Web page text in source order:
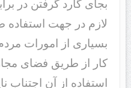
بجای گارد گرفتن در
لازم در جهت استفاده
بسیاری از امورات
کار از طریق فضای
استفاده از آن اجتناب